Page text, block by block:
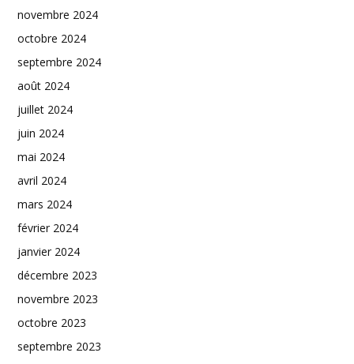
novembre 2024
octobre 2024
septembre 2024
août 2024
juillet 2024
juin 2024
mai 2024
avril 2024
mars 2024
février 2024
janvier 2024
décembre 2023
novembre 2023
octobre 2023
septembre 2023